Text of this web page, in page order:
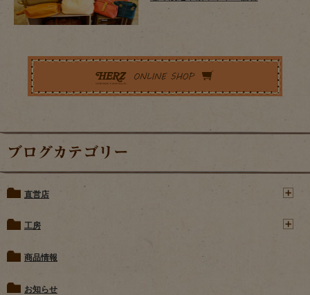
ブログカテゴリー
直営店
工房
商品情報
お知らせ